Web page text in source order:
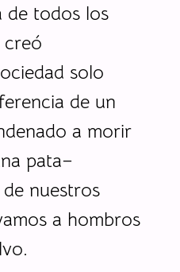
de todos los
creó
solo
de un
a morir
pata–
nuestros
a hombros